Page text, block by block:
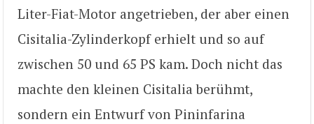
Liter-Fiat-Motor angetrieben, der aber einen
Cisitalia-Zylinderkopf erhielt und so auf
zwischen 50 und 65 PS kam. Doch nicht das
machte den kleinen Cisitalia berühmt,
sondern ein Entwurf von Pininfarina